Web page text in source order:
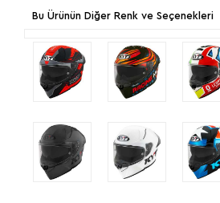
Bu Ürünün Diğer Renk ve Seçenekleri